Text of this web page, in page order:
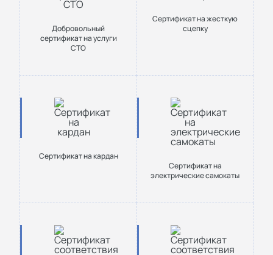
Добровольный
сертификат на услуги
СТО
Сертификат на жесткую
сцепку
Сертификат на кардан
Сертификат на
электрические самокаты